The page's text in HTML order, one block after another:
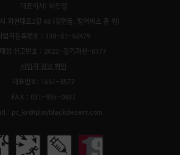
대표이사: 허진영
과천대로2길 48 (갈현동, 펄어비스 홈 원)
업자등록번호 : 138-81-62479
업 신고번호 : 2022-경기과천-0177
사업자 정보 확인
대표번호: 1661-8572
FAX : 031-935-0837
: pc_kr@playblackdesert.com